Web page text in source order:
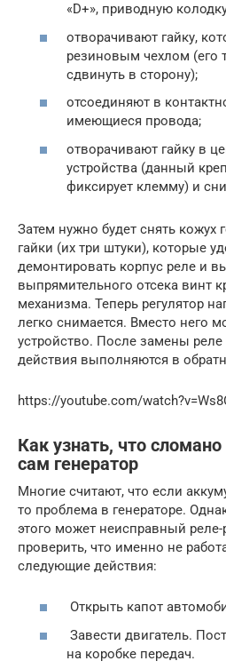
«D+», приводную
отворачивают гайку,
резиновым чехлом (его
сдвинуть в сторону);
отсоединяют в
имеющиеся провода;
отворачивают гайку в
устройства (данный
фиксирует клемму) и
Затем нужно будет снять кожух
гайки (их три штуки), которые
демонтировать корпус реле и
выпрямительного отсека винт
механизма. Теперь регулятор
легко снимается. Вместо него
устройство. После замены
действия выполняются в
https://youtube.com/
Как узнать, что
сам генератор
Многие считают, что если
то проблема в генераторе.
этого может неисправный реле-
проверить, что именно не
следующие действия:
Открыть капот
Завести двигатель.
на коробке передач.